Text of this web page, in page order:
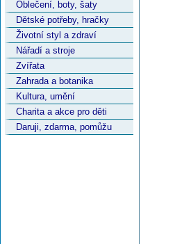
Oblečení, boty, šaty
Dětské potřeby, hračky
Životní styl a zdraví
Nářadí a stroje
Zvířata
Zahrada a botanika
Kultura, umění
Charita a akce pro děti
Daruji, zdarma, pomůžu